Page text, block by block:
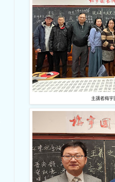
主講者梅宇